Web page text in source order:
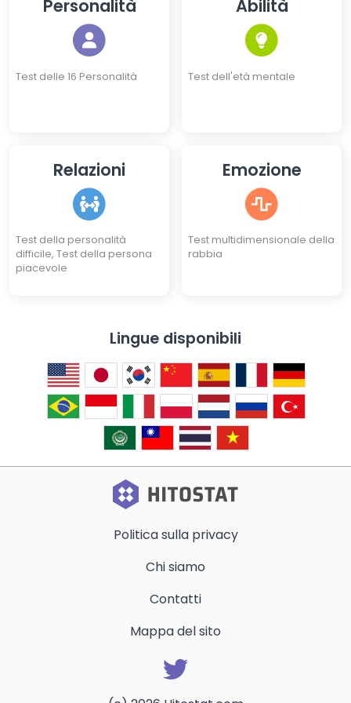
Personalità
Test delle 16 Personalità
Abilità
Test dell'età mentale
Relazioni
Test della personalità
difficile, Test della persona
piacevole
Emozione
Test multidimensionale della
rabbia
Lingue disponibili
Politica sulla privacy
Chi siamo
Contatti
Mappa del sito